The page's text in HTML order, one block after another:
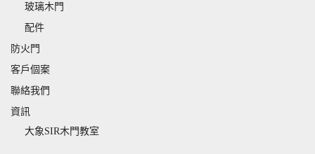
玻璃木門
配件
防火門
客戶個案
聯絡我們
資訊
大象SIR木門教室